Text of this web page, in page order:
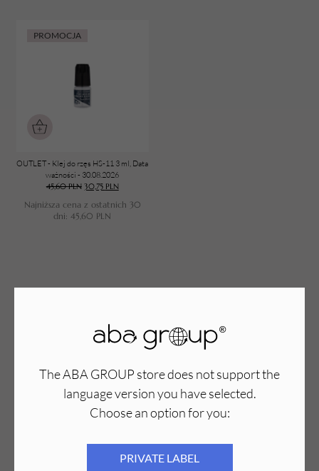
The ABA GROUP store does not support the
language version you have selected.
Choose an option for you:
PRIVATE LABEL
PROMOCJA
OUTLET - Klej do rzęs HS-11 3 ml, Data
ważności - 30.08.2026
45,60PLN 30,75 PLN
Najniższa cena z ostatnich 30
dni:45,60 PLN